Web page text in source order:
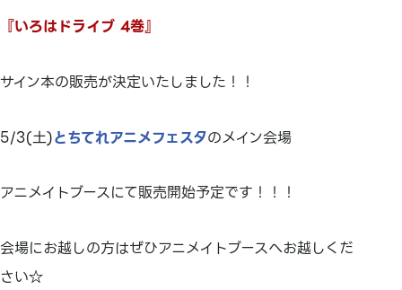
『いろはドライブ 4巻』
サイン本の販売が決定いたしました！！
5/3(土)とちてれアニメフェスタのメイン会場
アニメイトブースにて販売開始予定です！！！
会場にお越しの方はぜひアニメイトブースへお越しくだ
さい☆